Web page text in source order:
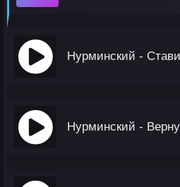
Нурминский -
Нурминский -